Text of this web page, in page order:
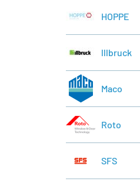
HOPPE
lllbruck
Maco
Roto
SFS